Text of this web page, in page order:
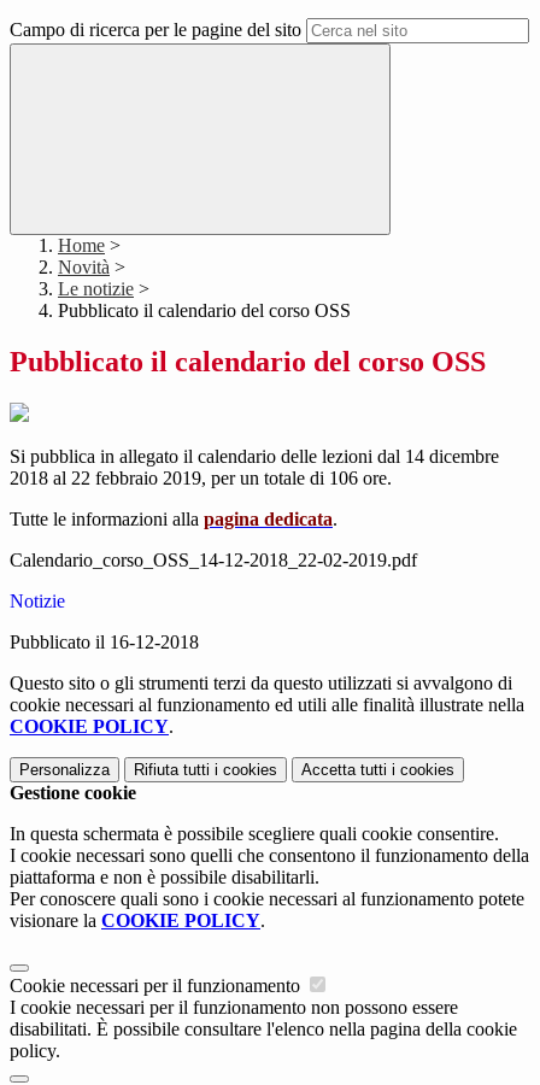
Campo di ricerca per le pagine del sito
Home >
Novità >
Le notizie >
Pubblicato il calendario del corso OSS
Pubblicato il calendario del corso OSS
Si pubblica in allegato il calendario delle lezioni dal 14 dicembre
2018 al 22 febbraio 2019, per un totale di 106 ore.
Tutte le informazioni alla pagina dedicata.
Calendario_corso_OSS_14-12-2018_22-02-2019.pdf
Notizie
Pubblicato il 16-12-2018
Questo sito o gli strumenti terzi da questo utilizzati si avvalgono di
cookie necessari al funzionamento ed utili alle finalità illustrate nella
COOKIE POLICY.
Personalizza Rifiuta tutti i cookies Accetta tutti i cookies
Gestione cookie
In questa schermata è possibile scegliere quali cookie consentire.
I cookie necessari sono quelli che consentono il funzionamento della
piattaforma e non è possibile disabilitarli.
Per conoscere quali sono i cookie necessari al funzionamento potete
visionare la COOKIE POLICY.
Cookie necessari per il funzionamento
I cookie necessari per il funzionamento non possono essere
disabilitati. È possibile consultare l'elenco nella pagina della cookie
policy.